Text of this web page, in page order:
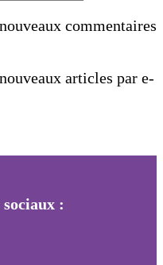
commentaires
articles par e-
sociaux :